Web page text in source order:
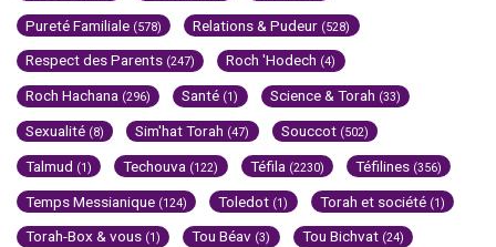
Pureté Familiale (578) Relations & Pudeur (528)
Respect des Parents (247) Roch 'Hodech (4)
Roch Hachana (296) Santé (1) Science & Torah (33)
Sexualité (8) Sim'hat Torah (47) Souccot (502)
Talmud (1) Techouva (122) Téfila (2230) Téfilines (356)
Temps Messianique (124) Toledot (1) Torah et société (1)
Torah-Box & vous (1) Tou Béav (3) Tou Bichvat (24)